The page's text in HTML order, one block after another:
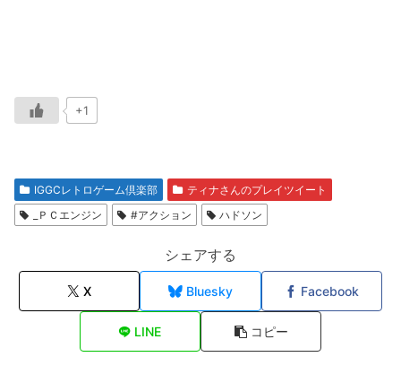
+1
IGGCレトロゲーム倶楽部
ティナさんのプレイツイート
_ＰＣエンジン
#アクション ハドソン
シェアする
X Bluesky Facebook
LINE コピー